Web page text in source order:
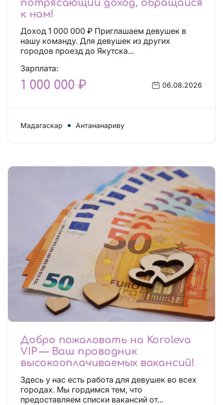
потрясающий доход, обращайся
к нам!
Доход 1 000 000 ₽ Приглашаем девушек в
нашу команду. Для девушек из других
городов проезд до Якутска...
Зарплата:
1 000 000 ₽ 06.08.2026
Мадагаскар Антананариву
Добро пожаловать на Koroleva
VIP — Ваш проводник
высокооплачиваемых вакансий!
Здесь у нас есть работа для девушек во всех
городах. Мы гордимся тем, что
предоставляем списки вакансий от...